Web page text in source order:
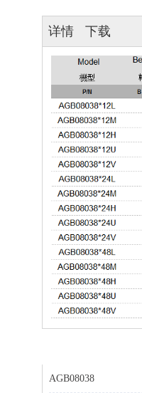
详情 下载
AGB08038